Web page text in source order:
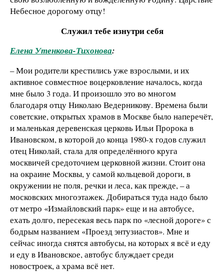
Небесное дорогому отцу!
Служил тебе изнутри себя
Елена Утенкова-Тихонова:
– Мои родители крестились уже взрослыми, и их
активное совместное воцерковление началось, когда
мне было 3 года. И произошло это во многом
благодаря отцу Николаю Ведерникову. Времена были
советские, открытых храмов в Москве было наперечёт,
и маленькая деревенская церковь Ильи Пророка в
Ивановском, в которой до конца 1980-х годов служил
отец Николай, стала для определённого круга
москвичей средоточием церковной жизни. Стоит она
на окраине Москвы, у самой кольцевой дороги, в
окружении не поля, речки и леса, как прежде, – а
московских многоэтажек. Добираться туда надо было
от метро «Измайловский парк» еще и на автобусе,
ехать долго, пересекая весь парк по «лесной дороге» с
бодрым названием «Проезд энтузиастов». Мне и
сейчас иногда снятся автобусы, на которых я всё и еду
и еду в Ивановское, автобус блуждает среди
новостроек, а храма всё нет.